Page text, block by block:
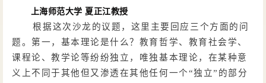
上海师范大学 夏正江教授
根据这次沙龙的议题，这里主要回应三个方面的问
题。第一，基本理论是什么？教育哲学、教育社会学、
课程论、教学论等纷纷独立，唯独基本理论，在某种意
义上不同于其他但又渗透在其他任何一个“独立”的部分